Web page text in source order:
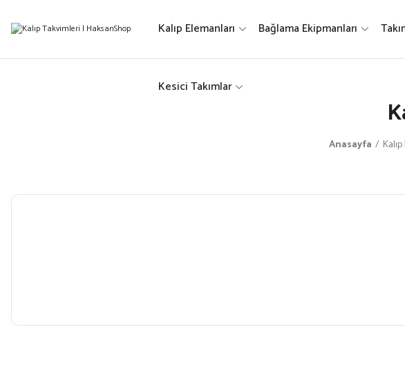
Kalıp Elemanları Bağlama Ekipmanları
Kesici Takımlar
Anasayfa